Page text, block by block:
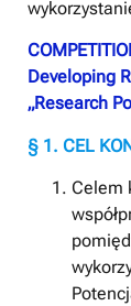
Developing
„Research
§ 1. CEL
Celem